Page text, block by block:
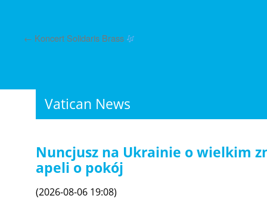
← Koncert Solidaris Brass
Vatican News
Nuncjusz na Ukrainie o wielkim
apeli o pokój
(2026-08-06 19:08)